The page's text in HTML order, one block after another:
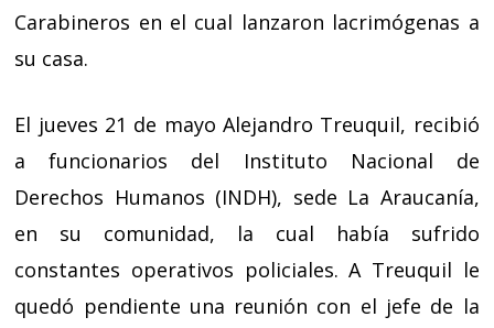
Carabineros en el cual lanzaron lacrimógenas a
su casa.
El jueves 21 de mayo Alejandro Treuquil, recibió
a funcionarios del Instituto Nacional de
Derechos Humanos (INDH), sede La Araucanía,
en su comunidad, la cual había sufrido
constantes operativos policiales. A Treuquil le
quedó pendiente una reunión con el jefe de la